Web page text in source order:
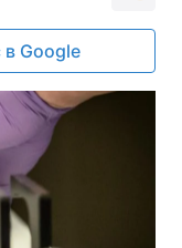
в Google